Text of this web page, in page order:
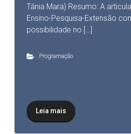
Tânia Mara) Resumo: A
Ensino-Pesquisa-Extensão
possibilidade no […]
Programação
Leia mais